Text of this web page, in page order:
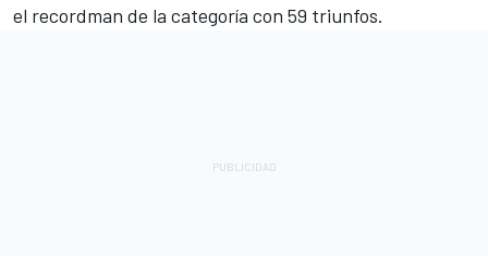
el recordman de la categoría con 59 triunfos.